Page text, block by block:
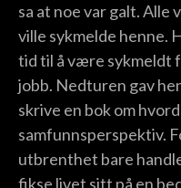
sa at noe var galt. Alle
ville sykmelde henne.
tid til å være sykmeldt
jobb. Nedturen gav
skrive en bok om
samfunnsperspektiv.
utbrenthet bare
fikse livet sitt på en